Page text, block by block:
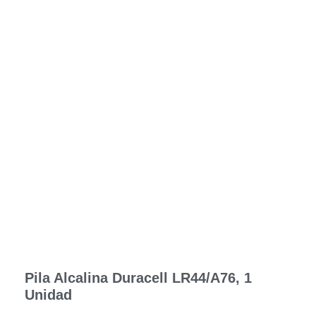
Pila Alcalina Duracell LR44/A76, 1
Unidad